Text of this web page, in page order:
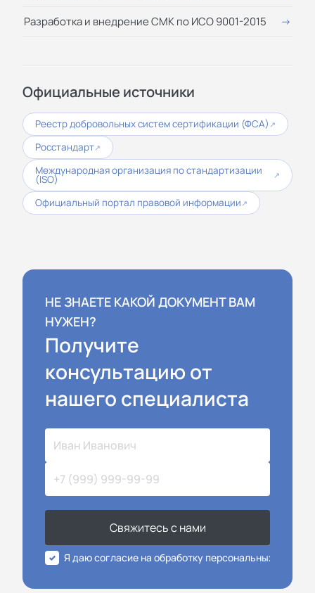
Разработка и внедрение СМК по ИСО 9001-2015
Официальные источники
Реестр добровольных систем сертификации (ФСА) ↗
Росстандарт↗
Международная организация по стандартизации
(ISO) ↗
Официальный портал правовой информации ↗
НЕ ЗНАЕТЕ КАКОЙ ДОКУМЕНТ ВАМ
НУЖЕН?
Получите
консультацию от
нашего специалиста
Свяжитесь с нами
Я даю согласие на обработку персональных